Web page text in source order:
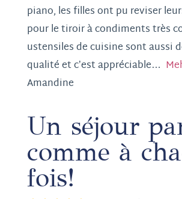
piano, les filles ont pu reviser
pour le tiroir à condiments très
ustensiles de cuisine sont aussi
qualité et c’est appréciable
Amandine
Un séjour
comme à
fois!